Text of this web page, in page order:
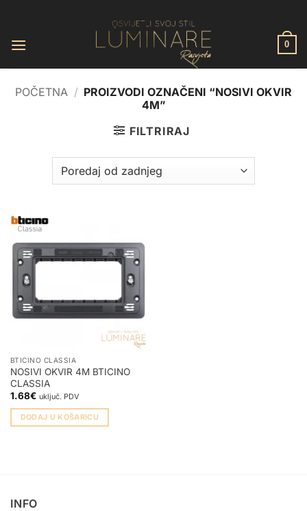
content
0
POČETNA / PROIZVODI OZNAČENI “NOSIVI OKVIR
4M”
FILTRIRAJ
BTICINO CLASSIA
NOSIVI OKVIR 4M BTICINO
CLASSIA
1.68€ uključ. PDV
DODAJ U KOŠARICU
INFO